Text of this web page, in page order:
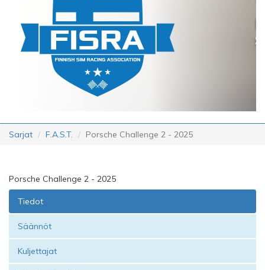
Sarjat F.A.S.T. Porsche Challenge 2 - 2025
Porsche Challenge 2 - 2025
Tiedot
Säännöt
Kuljettajat